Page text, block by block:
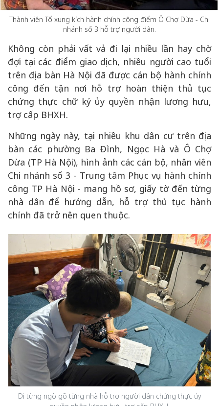
Thành viên Tổ xung kích hành chính công điểm Ô Chợ Dừa - Chi
nhánh số 3 hỗ trợ người dân.
Không còn phải vất vả đi lại nhiều lần hay chờ
đợi tại các điểm giao dịch, nhiều người cao tuổi
trên địa bàn Hà Nội đã được cán bộ hành chính
công đến tận nơi hỗ trợ hoàn thiện thủ tục
chứng thực chữ ký ủy quyền nhận lương hưu,
trợ cấp BHXH.
Những ngày này, tại nhiều khu dân cư trên địa
bàn các phường Ba Đình, Ngọc Hà và Ô Chợ
Dừa (TP Hà Nội), hình ảnh các cán bộ, nhân viên
Chi nhánh số 3 - Trung tâm Phục vụ hành chính
công TP Hà Nội - mang hồ sơ, giấy tờ đến từng
nhà dân để hướng dẫn, hỗ trợ thủ tục hành
chính đã trở nên quen thuộc.
Đi từng ngõ gõ từng nhà hỗ trợ người dân chứng thực ủy